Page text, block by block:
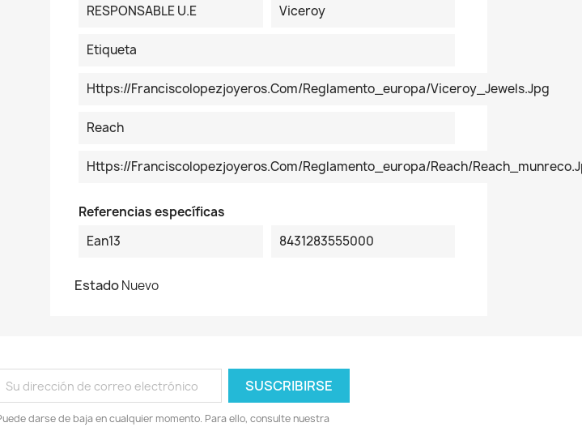
RESPONSABLE U.E Viceroy
Etiqueta
Https://franciscolopezjoyeros.com/reglamento_europa/Viceroy_Jewels.jpg
Reach
Https://franciscolopezjoyeros.com/reglamento_europa/reach/
Referencias específicas
Ean13
8431283555000
EstadoNuevo
darse de baja en cualquier momento. Para ello, consulte nuestra